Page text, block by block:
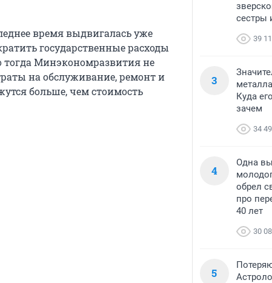
время выдвигалась уже
государственные расходы
тогда Минэкономразвития не
на обслуживание, ремонт и
больше, чем стоимость
сестры
39
3
Куда
зачем
34
4
Одна
обрел
про
40 лет
30
5